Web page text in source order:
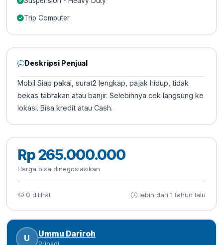
Trip Computer
Deskripsi Penjual
Mobil Siap pakai, surat2 lengkap, pajak hidup, tidak
bekas tabrakan atau banjir. Selebihnya cek langsung ke
lokasi. Bisa kredit atau Cash.
Rp 265.000.000
Harga bisa dinegosiasikan
0 dilihat lebih dari 1 tahun lalu
U Ummu Dariroh